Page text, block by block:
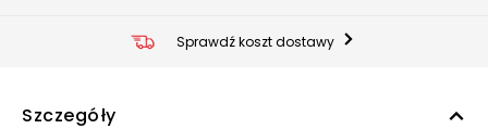
Sprawdź koszt dostawy
Szczegóły